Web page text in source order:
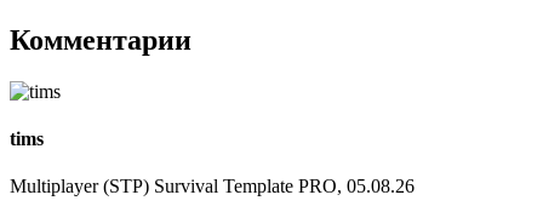
Комментарии
tims
Multiplayer (STP) Survival Template PRO, 05.08.26